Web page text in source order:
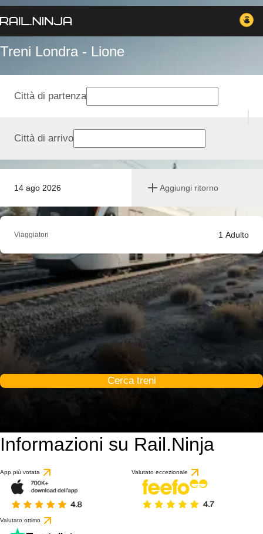
Treni Londra - Lione
14 ago 2026 Aggiungi ritorno
Città di partenza
Città di arrivo
Viaggiatori 1 Adulto
Cerca treni
Informazioni su Rail.Ninja
App più votata Valutato eccezionale
Valutato ottimo